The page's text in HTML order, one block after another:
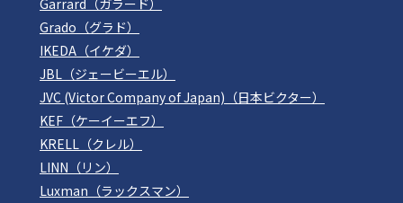
Grado（グラド）
IKEDA（イケダ）
JBL（ジェービーエル）
JVC (Victor Company of Japan)（日本ビクター）
KEF（ケーイーエフ）
KRELL（クレル）
LINN（リン）
Luxman（ラックスマン）